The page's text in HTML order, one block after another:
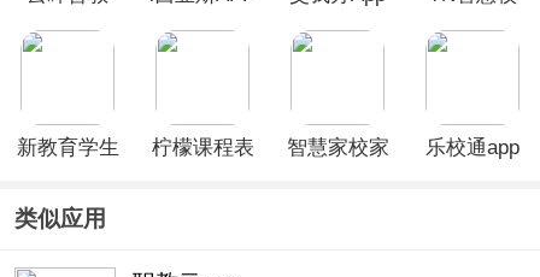
新教育学生
柠檬课程表
智慧家校家
乐校通app
类似应用